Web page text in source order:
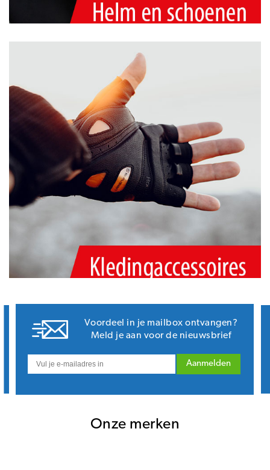
Voordeel in je mailbox ontvangen?
Meld je aan voor de nieuwsbrief
Aanmelden
Onze merken